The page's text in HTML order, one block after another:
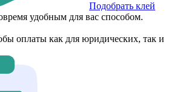
Подобрать клей
удобным для вас способом.
оплаты как для юридических, так и